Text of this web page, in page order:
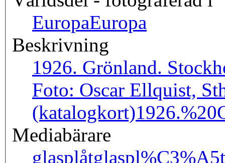
EuropaEuropa
Beskrivning
1926. Grönland.
Foto: Oscar Ellquist,
(katalogkort)
Mediabärare
glasplåtglaspl%C3%A5t